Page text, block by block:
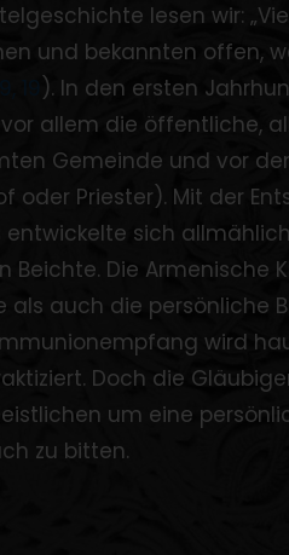
lesen wir: „
und bekannten offen,
). In den ersten
allem die öffentliche,
Gemeinde und vor
oder Priester). Mit der
entwickelte sich
Beichte. Die Armenische
als auch die persönliche
wird
Doch die
um eine
zu bitten.